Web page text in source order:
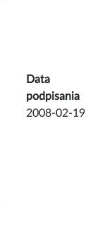
Data
podpisania
2008-02-19